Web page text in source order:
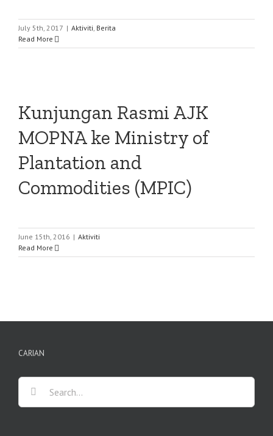
July 5th, 2017 | Aktiviti, Berita
Read More
Kunjungan Rasmi AJK
MOPNA ke Ministry of
Plantation and
Commodities (MPIC)
June 15th, 2016 | Aktiviti
Read More
CARIAN
Search